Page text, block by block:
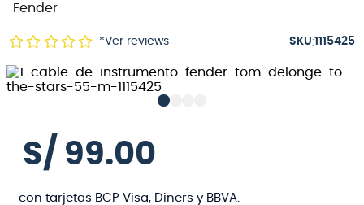
Fender
*Ver reviews :1115425
S/ 99.00
con tarjetas BCP Visa, Diners y BBVA.